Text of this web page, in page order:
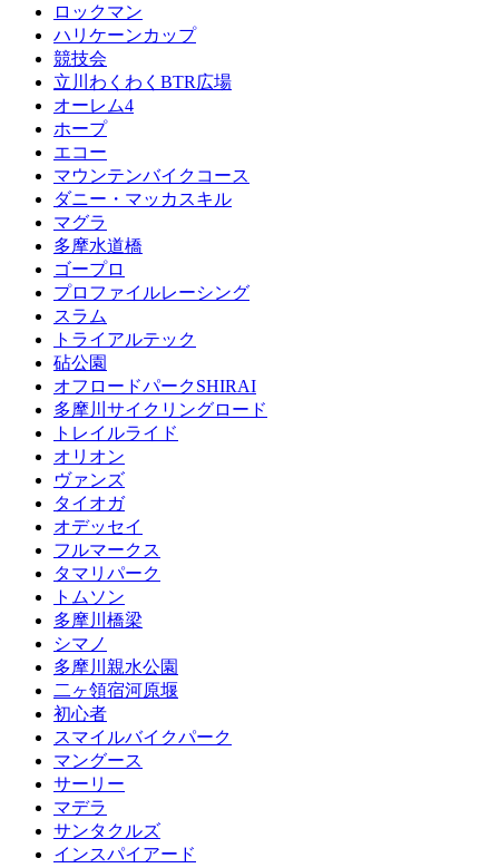
ロックマン
ハリケーンカップ
競技会
立川わくわくBTR広場
オーレム4
ホープ
エコー
マウンテンバイクコース
ダニー・マッカスキル
マグラ
多摩水道橋
ゴープロ
プロファイルレーシング
スラム
トライアルテック
砧公園
オフロードパークSHIRAI
多摩川サイクリングロード
トレイルライド
オリオン
ヴァンズ
タイオガ
オデッセイ
フルマークス
タマリパーク
トムソン
多摩川橋梁
シマノ
多摩川親水公園
二ヶ領宿河原堰
初心者
スマイルバイクパーク
マングース
サーリー
マデラ
サンタクルズ
インスパイアード